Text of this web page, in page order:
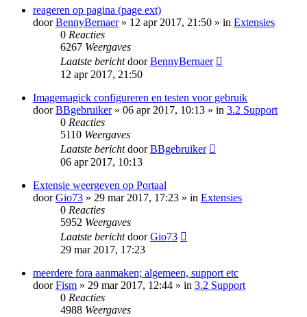
reageren op pagina (page ext)
doorBennyBernaer» 12 apr 2017, 21:50 » in Extensies
0 Reacties
6267 Weergaves
Laatste berichtdoorBennyBernaer
12 apr 2017, 21:50
Imagemagick configureren en testen voor gebruik
doorBBgebruiker» 06 apr 2017, 10:13 » in 3.2 Support
0 Reacties
5110 Weergaves
Laatste berichtdoorBBgebruiker
06 apr 2017, 10:13
Extensie weergeven op Portaal
doorGio73 » 29 mar 2017, 17:23 » in Extensies
0 Reacties
5952 Weergaves
Laatste berichtdoorGio73
29 mar 2017, 17:23
meerdere fora aanmaken; algemeen, support etc
doorFism » 29 mar 2017, 12:44 » in 3.2 Support
0 Reacties
4988 Weergaves